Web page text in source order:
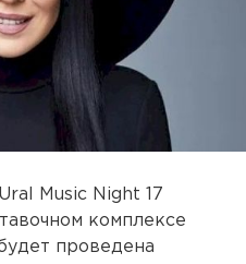
Music Night 17
комплексе
проведена